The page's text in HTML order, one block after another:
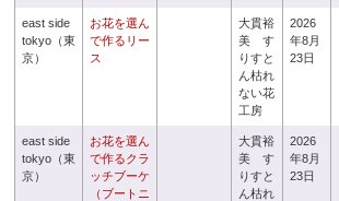
east side
tokyo（東
京）
お花を選ん
で作るリー
ス
大貫裕
美 す
りすと
ん枯れ
ない花
工房
2026
年8月
23日
east side
tokyo（東
京）
お花を選ん
で作るクラ
ッチブーケ
（ブートニ
大貫裕
美 す
りすと
ん枯れ
2026
年8月
23日